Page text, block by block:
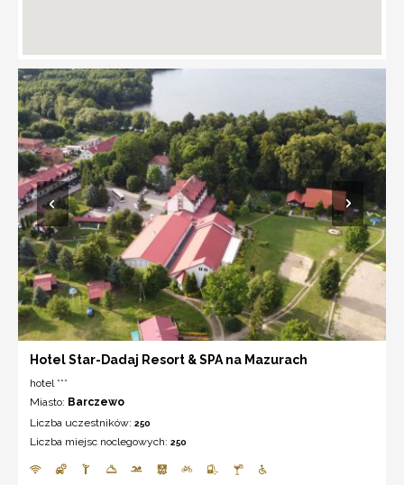
Hotel Star-Dadaj Resort & SPA na Mazurach
hotel ***
Miasto: Barczewo
Liczba uczestników: 250
Liczba miejsc noclegowych: 250